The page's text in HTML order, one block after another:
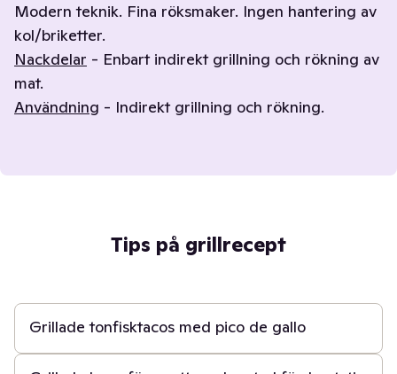
Modern teknik. Fina röksmaker. Ingen hantering av
kol/briketter.
Nackdelar - Enbart indirekt grillning och rökning av
mat.
Användning - Indirekt grillning och rökning.
Tips på grillrecept
Grillade tonfisktacos med pico de gallo
1 t